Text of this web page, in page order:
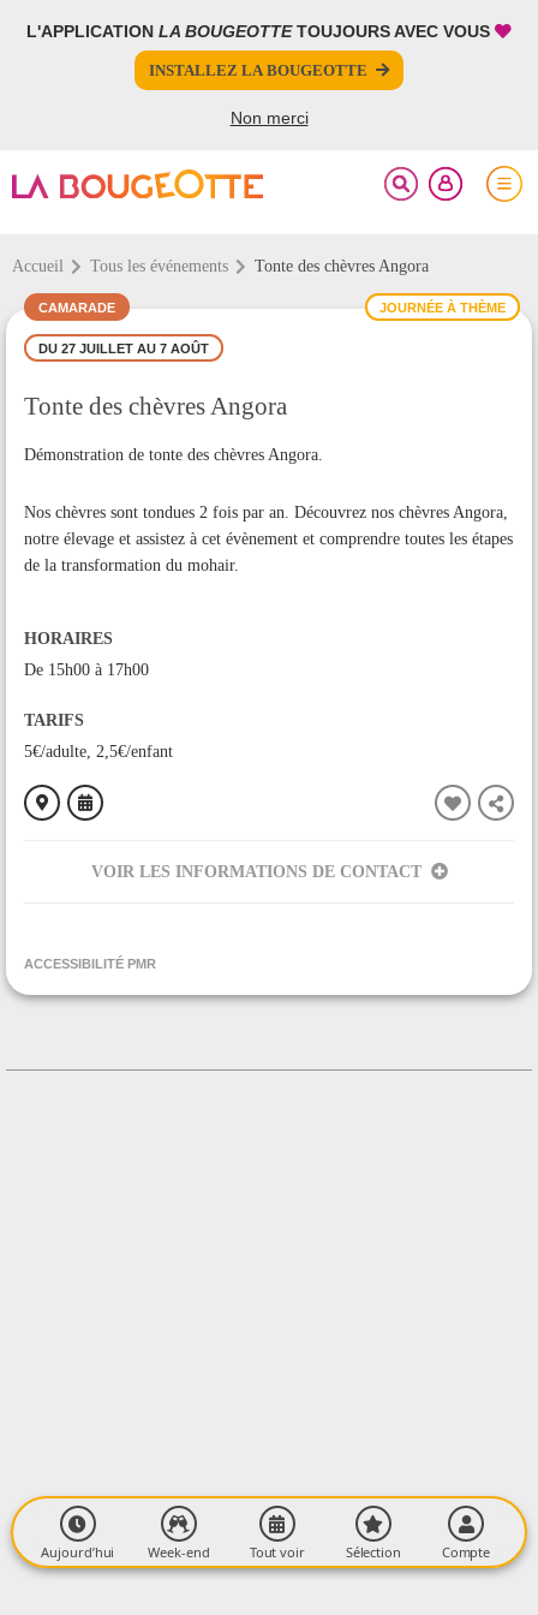
L'APPLICATION LA BOUGEOTTETOUJOURS AVEC VOUS
INSTALLEZ LA BOUGEOTTE
Non merci
Accueil Tous les événements Tonte des chèvres Angora
JOURNÉE À THÈME
CAMARADE
DU 27 JUILLET AU 7 AOÛT
Tonte des chèvres Angora
Démonstration de tonte des chèvres Angora.
Nos chèvres sont tondues 2 fois par an. Découvrez nos chèvres Angora,
notre élevage et assistez à cet évènement et comprendre toutes les étapes
de la transformation du mohair.
HORAIRES
De 15h00 à 17h00
TARIFS
5€/adulte, 2,5€/enfant
VOIR LES INFORMATIONS DE CONTACT
ACCESSIBILITÉ PMR
FERMER
PARTAGER
Aujourd’hui Week-end Tout voir Sélection Compte
FERMER
Votre inscription à la newsletter a été effectuée.